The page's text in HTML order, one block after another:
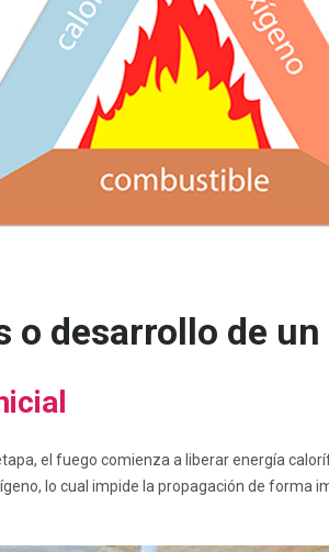
o desarrollo de
el fuego comienza a liberar energía
lo cual impide la propagación de forma